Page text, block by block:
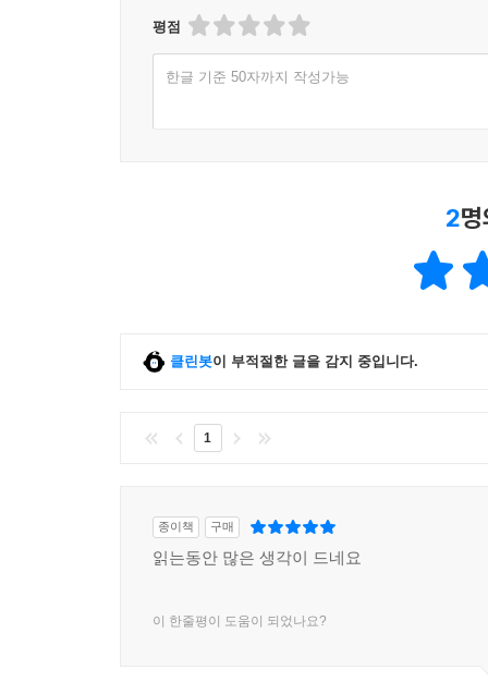
에도 필요하다는 사실은 하나님도 아시고, 바울도
--- 「4장 | “우리가 원수 되었을 때에”」 중에서
평점
한글 기준 50자까지 작성가능
2
클린봇이 부적절한 글을 감지 중입니다.
1
종이책 구매
읽는동안 많은 생각이 드네요
이 한줄평이 도움이 되었나요?